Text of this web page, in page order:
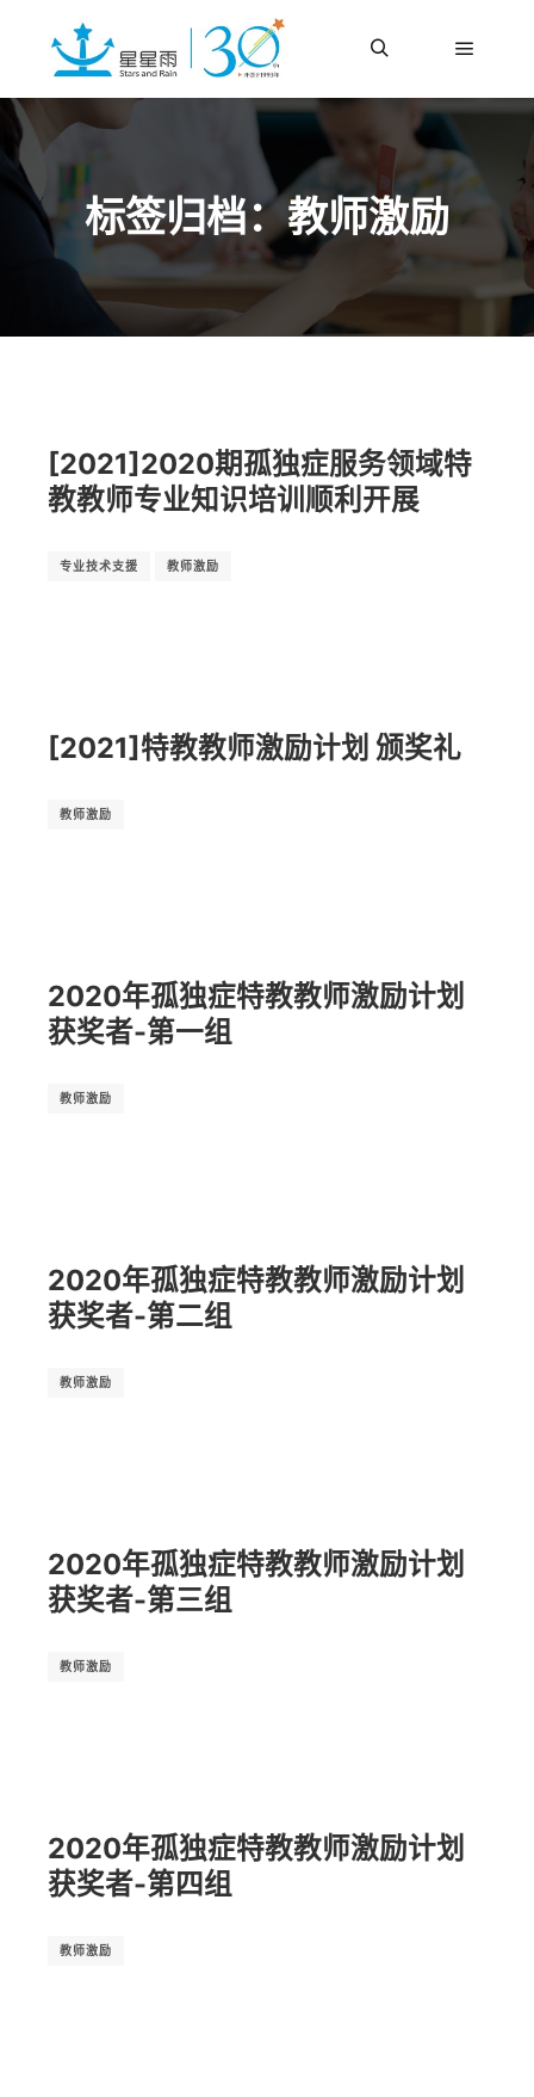
标签归档：教师激励
[2021]2020期孤独症服务领域特
教教师专业知识培训顺利开展
专业技术支援 教师激励
[2021]特教教师激励计划 颁奖礼
教师激励
2020年孤独症特教教师激励计划
获奖者-第一组
教师激励
2020年孤独症特教教师激励计划
获奖者-第二组
教师激励
2020年孤独症特教教师激励计划
获奖者-第三组
教师激励
2020年孤独症特教教师激励计划
获奖者-第四组
教师激励